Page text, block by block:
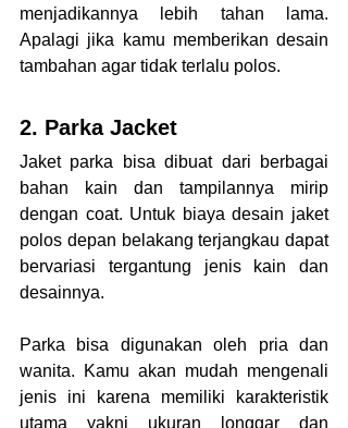
menjadikannya lebih tahan lama.
Apalagi jika kamu memberikan desain
tambahan agar tidak terlalu polos.
2. Parka Jacket
Jaket parka bisa dibuat dari berbagai
bahan kain dan tampilannya mirip
dengan coat. Untuk biaya desain jaket
polos depan belakang terjangkau dapat
bervariasi tergantung jenis kain dan
desainnya.
Parka bisa digunakan oleh pria dan
wanita. Kamu akan mudah mengenali
jenis ini karena memiliki karakteristik
utama yakni ukuran longgar dan